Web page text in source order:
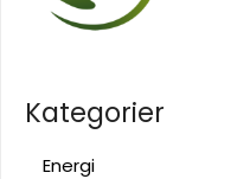
Kategorier
Energi